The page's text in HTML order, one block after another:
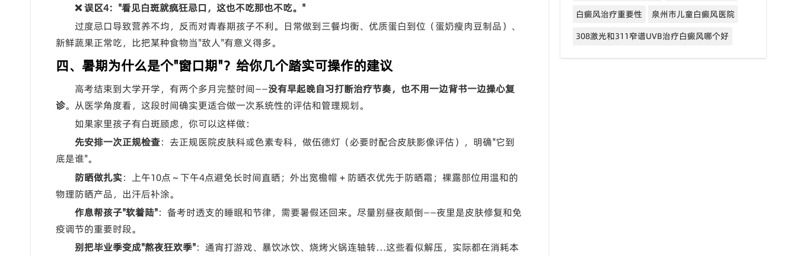
❌ 误区4："看见白斑就疯狂忌口，这也不吃那也不吃。"
过度忌口导致营养不均，反而对青春期孩子不利。日常做到三餐均衡、优质蛋白到位（蛋奶瘦肉豆制品）、
新鲜蔬果正常吃，比把某种食物当"敌人"有意义得多。
四、暑期为什么是个"窗口期"？给你几个踏实可操作的建议
高考结束到大学开学，有两个多月完整时间——没有早起晚自习打断治疗节奏，也不用一边背书一边操心复
诊。从医学角度看，这段时间确实更适合做一次系统性的评估和管理规划。
如果家里孩子有白斑顾虑，你可以这样做：
先安排一次正规检查：去正规医院皮肤科或色素专科，做伍德灯（必要时配合皮肤影像评估），明确"它到
底是谁"。
防晒做扎实：上午10点～下午4点避免长时间直晒；外出宽檐帽 + 防晒衣优先于防晒霜；裸露部位用温和的
物理防晒产品，出汗后补涂。
作息帮孩子"软着陆"：备考时透支的睡眠和节律，需要暑假还回来。尽量别昼夜颠倒——夜里是皮肤修复和免
疫调节的重要时段。
别把毕业季变成"熬夜狂欢季"：通宵打游戏、暴饮冰饮、烧烤火锅连轴转…这些看似解压，实际都在消耗本
白癜风治疗重要性
泉州市儿童白癜风医院
308激光和311窄谱UVB治疗白癜风哪个好